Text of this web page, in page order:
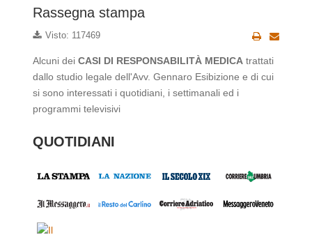
Rassegna stampa
Visto: 117469
Alcuni dei CASI DI RESPONSABILITÀ MEDICAtrattati
dallo studio legale dell'Avv. Gennaro Esibizione e di cui
si sono interessati i quotidiani, i settimanali ed i
programmi televisivi
QUOTIDIANI